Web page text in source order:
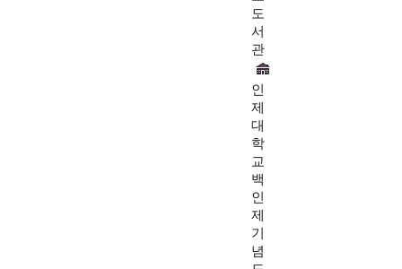
도
서
관
인
제
대
학
교
백
인
제
기
념